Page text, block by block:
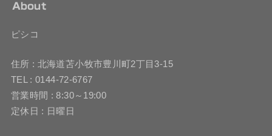
About
ピシコ
住所 : 北海道苫小牧市豊川町2丁目3-15
TEL : 0144-72-6767
営業時間 : 8:30～19:00
定休日 : 日曜日